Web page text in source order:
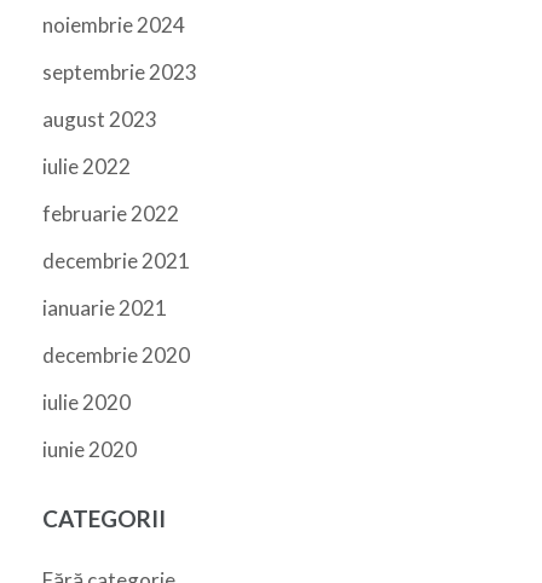
noiembrie 2024
septembrie 2023
august 2023
iulie 2022
februarie 2022
decembrie 2021
ianuarie 2021
decembrie 2020
iulie 2020
iunie 2020
CATEGORII